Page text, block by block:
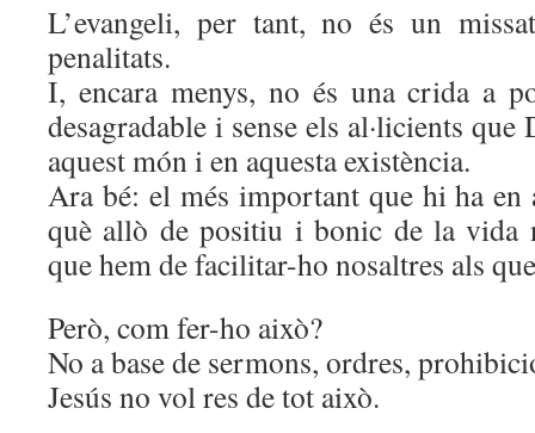
L’evangeli, per tant, no és un
penalitats.
I, encara menys, no és una crida a
desagradable i sense els al·licients
aquest món i en aquesta existència.
Ara bé: el més important que hi ha en
què allò de positiu i bonic de la vida
que hem de facilitar-ho nosaltres als
Però, com fer-ho això?
No a base de sermons, ordres,
Jesús no vol res de tot això.